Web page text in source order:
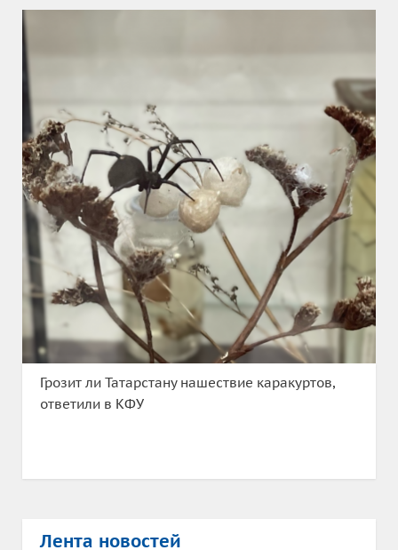
Грозит ли Татарстану нашествие каракуртов,
ответили в КФУ
Лента новостей